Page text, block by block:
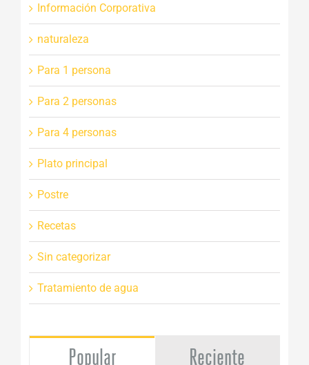
Información Corporativa
naturaleza
Para 1 persona
Para 2 personas
Para 4 personas
Plato principal
Postre
Recetas
Sin categorizar
Tratamiento de agua
Popular Reciente